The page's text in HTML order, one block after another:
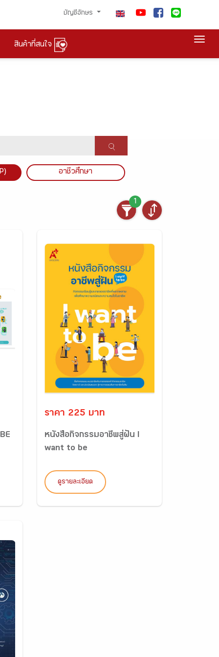
บัญชีอักษร
สินค้าที่สนใจ
อาชีวศึกษา
1
ราคา 225 บาท
หนังสือกิจกรรมอาชีพสู่ฝัน I
want to be
ดูรายละเอียด